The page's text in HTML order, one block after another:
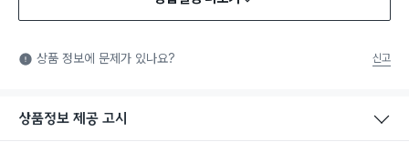
상품 정보에 문제가 있나요? 신고
상품정보 제공 고시